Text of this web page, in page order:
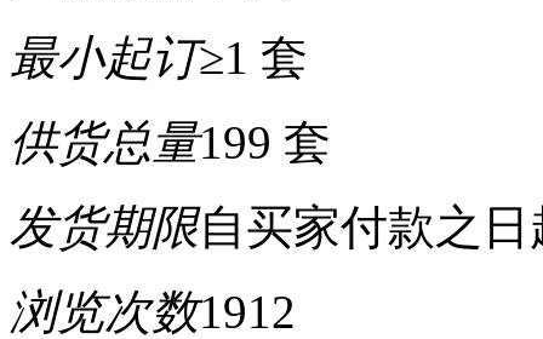
最小起订≥1 套
供货总量199 套
发货期限自买家付款之
浏览次数1912